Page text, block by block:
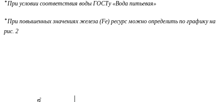
*При условии соответствия воды ГОСТу «Вода питьевая»
*При повышенных значениях железа (Fe) ресурс можно определить по графику на
рис. 2